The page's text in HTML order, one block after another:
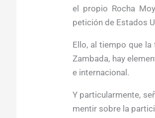
el propio Rocha
petición de Estados
Ello, al tiempo que
Zambada, hay
e internacional.
Y particularmente,
mentir sobre la